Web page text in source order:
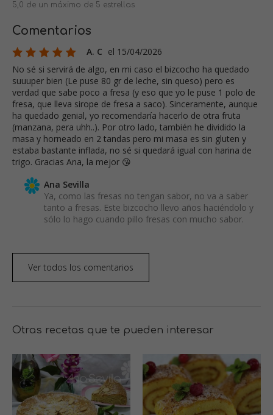
5,0 de un máximo de 5 estrellas
Comentarios
A. C el 15/04/2026
No sé si servirá de algo, en mi caso el bizcocho ha quedado
suuuper bien (Le puse 80 gr de leche, sin queso) pero es
verdad que sabe poco a fresa (y eso que yo le puse 1 polo de
fresa, que lleva sirope de fresa a saco). Sinceramente, aunque
ha quedado genial, yo recomendaría hacerlo de otra fruta
(manzana, pera uhh..). Por otro lado, también he dividido la
masa y horneado en 2 tandas pero mi masa es sin gluten y
estaba bastante inflada, no sé si quedará igual con harina de
trigo. Gracias Ana, la mejor 😘
Ana Sevilla
Ya, como las fresas no tengan sabor, no va a saber
tanto a fresas. Este bizcocho llevo años haciéndolo y
sólo lo hago cuando pillo fresas con mucho sabor.
Ver todos los comentarios
Otras recetas que te pueden interesar